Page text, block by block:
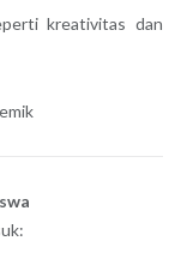
kreativitas dan